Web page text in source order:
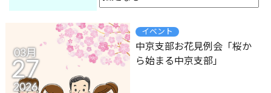
03月
27
2026
イベント
中京支部お花見例会「桜か
ら始まる中京支部」